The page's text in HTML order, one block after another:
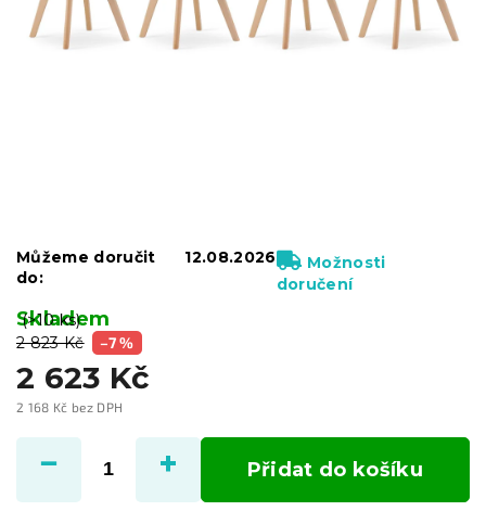
2 823 Kč –7 %
2 623 Kč
2 168 Kč bez DPH
cena:
Skladem
(>10 ks)
Můžeme doručit
do:
12.08.2026
Možnosti
doručení
Přidat do košíku